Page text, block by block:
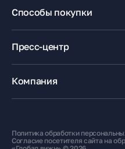
Способы покупки
Ипотека
Рассрочка
Маткапитал
Trade-In
Пресс-центр
Акции
Компания
Жителям
Политика обработки
Согласие посетителя сайта на